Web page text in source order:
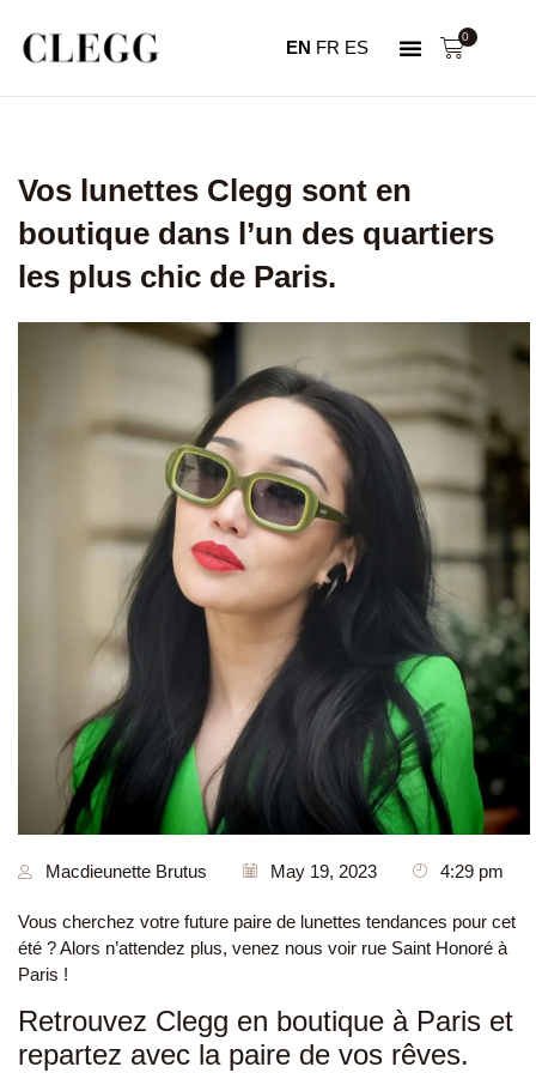
EN FR ES
0
Vos lunettes Clegg sont en
boutique dans l’un des quartiers
les plus chic de Paris.
Macdieunette Brutus May 19, 2023 4:29 pm
Vous cherchez votre future paire de lunettes tendances pour cet
été ? Alors n’attendez plus, venez nous voir rue Saint Honoré à
Paris !
Retrouvez Clegg en boutique à Paris et
repartez avec la paire de vos rêves.